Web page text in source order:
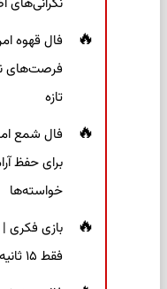
نگرانی‌های
فرصت‌های
تازه
برای حفظ
خواسته‌ها
بازی فکری
فقط ۱۵ ثانیه برای پیداکردنش وقت دارید